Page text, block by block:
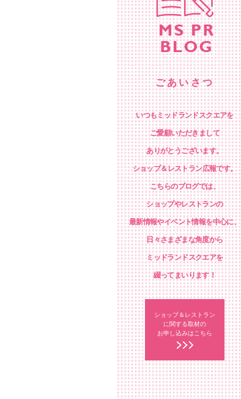
ごあいさつ
いつもミッドランドスクエアを
ご愛顧いただきまして
ありがとうございます。
ショップ＆レストラン広報です。
こちらのブログでは、
ショップやレストランの
最新情報やイベント情報を中心に、
日々さまざまな角度から
ミッドランドスクエアを
綴ってまいります！
ショップ＆レストラン
に関する取材の
お申し込みはこちら